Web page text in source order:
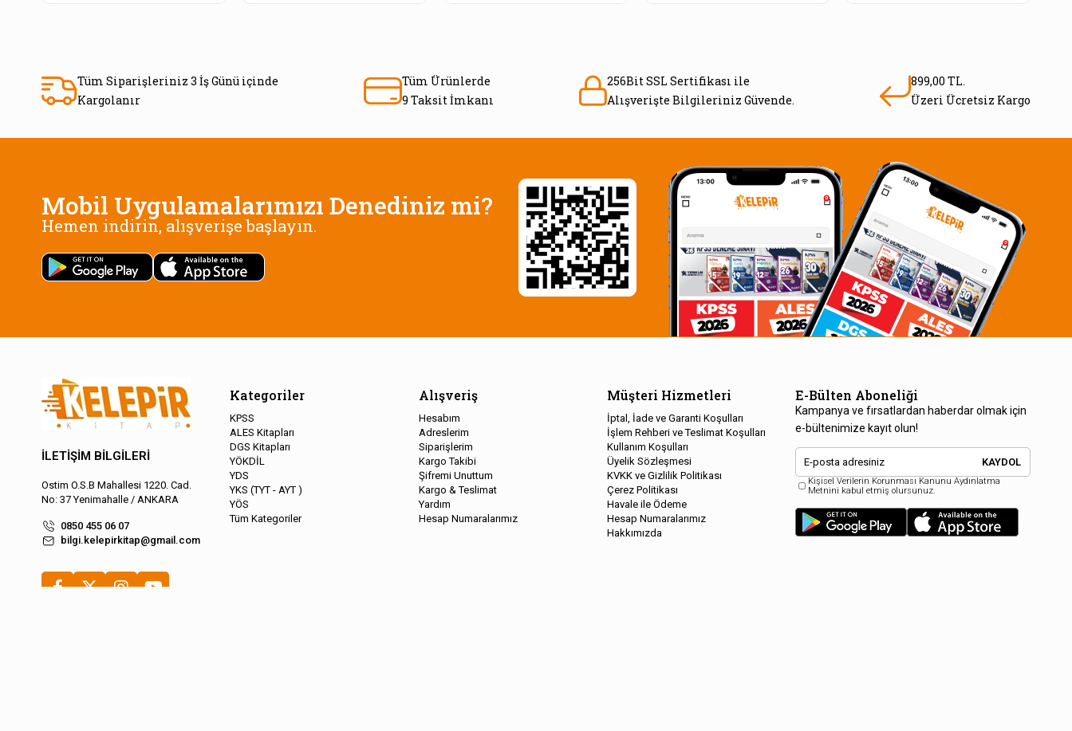
Tüm Siparişleriniz 3 İş Günü içinde
Kargolanır
Tüm Ürünlerde
9 Taksit İmkanı
256Bit SSL Sertifikası ile
Alışverişte Bilgileriniz Güvende.
899,00 TL.
Üzeri Ücretsiz Kargo
Mobil Uygulamalarımızı Denediniz mi?
Hemen indirin, alışverişe başlayın.
İLETİŞİM BİLGİLERİ
Ostim O.S.B Mahallesi 1220. Cad.
No: 37 Yenimahalle / ANKARA
0850 455 06 07
bilgi.kelepirkitap@gmail.com
Kategoriler
KPSS
ALES Kitapları
DGS Kitapları
YÖKDİL
YDS
YKS (TYT - AYT )
YÖS
Tüm Kategoriler
Alışveriş
Hesabım
Adreslerim
Siparişlerim
Kargo Takibi
Şifremi Unuttum
Kargo & Teslimat
Yardım
Hesap Numaralarımız
Müşteri Hizmetleri
İptal, İade ve Garanti Koşulları
İşlem Rehberi ve Teslimat Koşulları
Kullanım Koşulları
Üyelik Sözleşmesi
KVKK ve Gizlilik Politikası
Çerez Politikası
Havale ile Ödeme
Hesap Numaralarımız
Hakkımızda
E-Bülten Aboneliği
Kampanya ve fırsatlardan haberdar olmak için
e-bültenimize kayıt olun!
KAYDOL
Kişisel Verilerin Korunması Kanunu Aydınlatma
Metnini kabul etmiş olursunuz.